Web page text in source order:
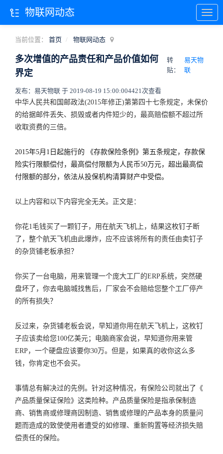
当前位置： 首页 物联网动态
多次增值的产品责任和产品价值如何
界定
转
贴：
易天物
联
发布：易天物联 于 2019-08-19 15:00:004421次查看
中华人民共和国邮政法(2015年修正)第第四十七条规定，未保价
的给据邮件丢失、损毁或者内件短少的，最高赔偿额不超过所
收取资费的三倍。
2015年5月1日起施行的 《存款保险条例》第五条规定，存款保
险实行限额偿付，最高偿付限额为人民币50万元，超出最高偿
付限额的部分，依法从投保机构清算财产中受偿。
以上内容和以下内容完全无关。正文是：
你花1毛钱买了一颗钉子，用在航天飞机上，结果这枚钉子断
了，整个航天飞机由此爆炸，应不应该将所有的责任由卖钉子
的杂货铺老板承担？
你买了一台电脑，用来管理一个庞大工厂的ERP系统，突然硬
盘坏了，你去电脑城找售后，厂家会不会赔给您整个工厂停产
的所有损失？
反过来，杂货铺老板会说，早知道你用在航天飞机上，这枚钉
子应该卖给您100亿美元；电脑商家会说，早知道你用来管
ERP，一个硬盘应该要你30万。但是，如果真的收你这么多
钱，你肯定也不会买。
事情总有解决过的先例。针对这种情况，有保险公司就出了《
产品质量保证保险》这类险种。产品质量保险是指承保制造
商、销售商或修理商因制造、销售或修理的产品本身的质量问
题而造成的致使使用者遭受的如修理、重新购置等经济损失赔
偿责任的保险。
物联网动态